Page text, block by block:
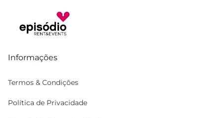
Informações
Termos & Condições
Política de Privacidade